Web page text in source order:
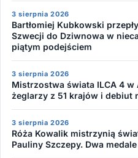
3 sierpnia 2026
Bartłomiej Kubkowski
Szwecji do Dziwnowa w
piątym podejściem
3 sierpnia 2026
Mistrzostwa świata ILCA 4 w
żeglarzy z 51 krajów i debiut
3 sierpnia 2026
Róża Kowalik mistrzynią
Pauliny Szczepy. Dwa